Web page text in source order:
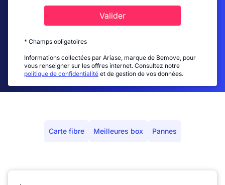
Valider
* Champs obligatoires
Informations collectées par Ariase, marque de Bemove, pour
vous renseigner sur les offres internet. Consultez notre
politique de confidentialité et de gestion de vos données.
Carte fibre Meilleures box Pannes